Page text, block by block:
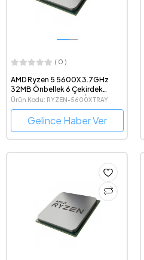
( 0 )
AMD Ryzen 5 5600X 3.7GHz
32MB Önbellek 6 Çekirdek
Soket AM4 7nm Tray İşlemci
Ürün Kodu: RYZEN-5600X TRAY
Gelince Haber Ver